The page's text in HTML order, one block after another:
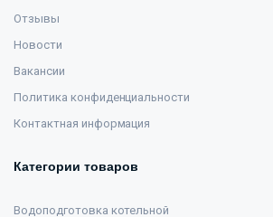
Отзывы
Новости
Вакансии
Политика конфиденциальности
Контактная информация
Категории товаров
Водоподготовка котельной